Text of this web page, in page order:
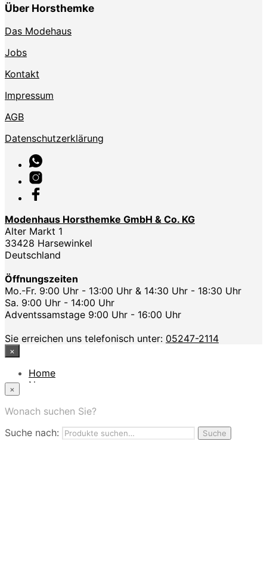
Über Horsthemke
Das Modehaus
Jobs
Kontakt
Impressum
AGB
Datenschutzerklärung
Modenhaus Horsthemke GmbH & Co. KG
Alter Markt 1
33428 Harsewinkel
Deutschland
Öffnungszeiten
Mo.-Fr. 9:00 Uhr - 13:00 Uhr & 14:30 Uhr - 18:30 Uhr
Sa. 9:00 Uhr - 14:00 Uhr
Adventssamstage 9:00 Uhr - 16:00 Uhr
Sie erreichen uns telefonisch unter: 05247-2114
×
Home
News
App
Nutzungbedingungen
×
Wonach suchen Sie?
Suche nach:
Suche